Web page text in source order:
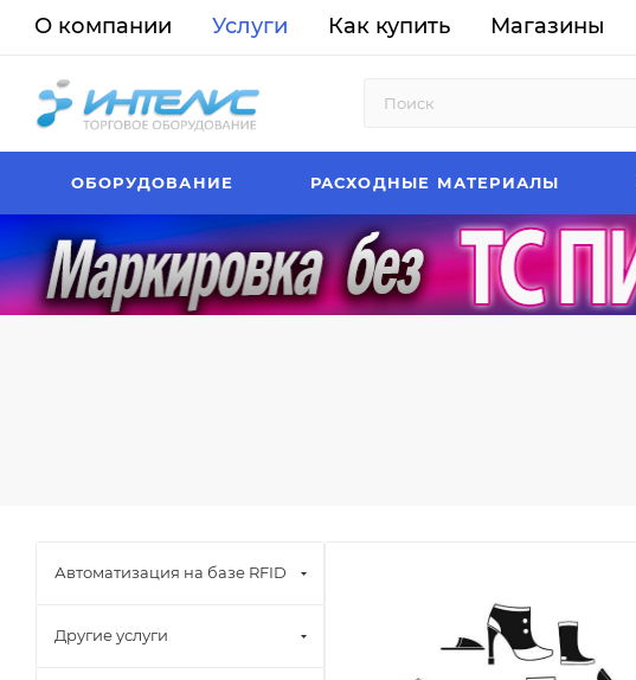
О компании Услуги Как купить Магазины
ОБОРУДОВАНИЕ РАСХОДНЫЕ МАТЕРИАЛЫ
Автоматизация на базе RFID
Другие услуги